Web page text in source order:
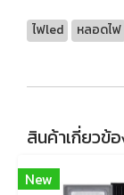
ไฟled หลอดไฟ
สินค้าเกี่ยวข้
New